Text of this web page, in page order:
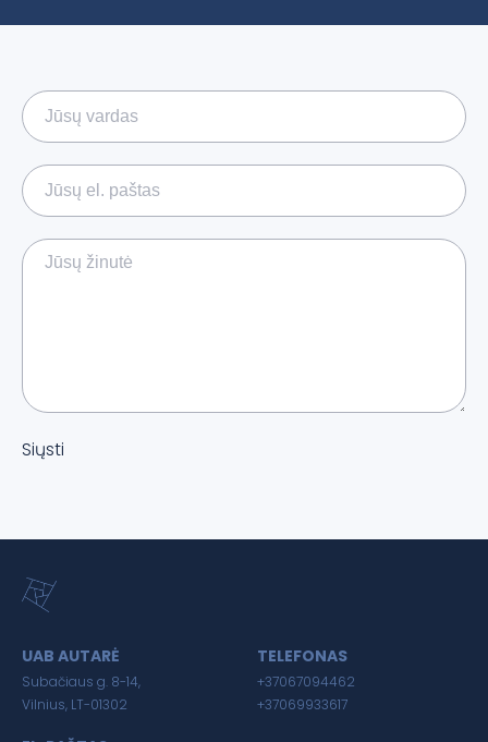
Siųsti
UAB AUTARĖ
Subačiaus g. 8-14,
Vilnius, LT-01302
TELEFONAS
+37067094462
+37069933617